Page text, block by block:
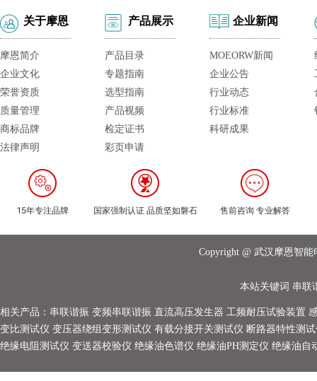
关于摩恩
摩恩简介
企业文化
荣誉资质
质量管理
商标品牌
法律声明
产品展示
产品目录
专题指南
选型指南
产品视频
检定证书
彩页申请
企业新闻
MOEORW新闻
企业公告
行业动态
行业标准
科研成果
15年专注品牌 国家强制认证 品质坚如磐石 售前咨询 专业解答
Copyright @ 武汉摩恩智
本站关键词 串联
相关产品： 串联谐振 变频串联谐振 直流高压发生器 工频耐压试验装置
变比测试仪 变压器绕组变形测试仪 有载分接开关测试仪 断路器特性测
绝缘电阻测试仪 变送器校验仪 绝缘油色谱仪 绝缘油PH测定仪 绝缘油自